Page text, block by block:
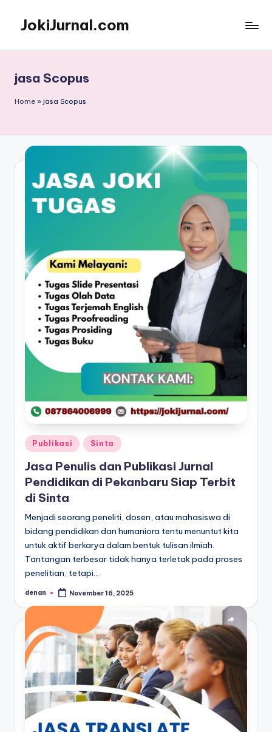
content
JokiJurnal.com
Publikasi
Jurnal
jasa Scopus
Home » jasa Scopus
Posted
in
Publikasi Sinta
Jasa Penulis dan Publikasi Jurnal
Pendidikan di Pekanbaru Siap Terbit
di Sinta
Menjadi seorang peneliti, dosen, atau mahasiswa di
bidang pendidikan dan humaniora tentu menuntut kita
untuk aktif berkarya dalam bentuk tulisan ilmiah.
Tantangan terbesar tidak hanya terletak pada proses
penelitian, tetapi…
Posted
denan November 16, 2025